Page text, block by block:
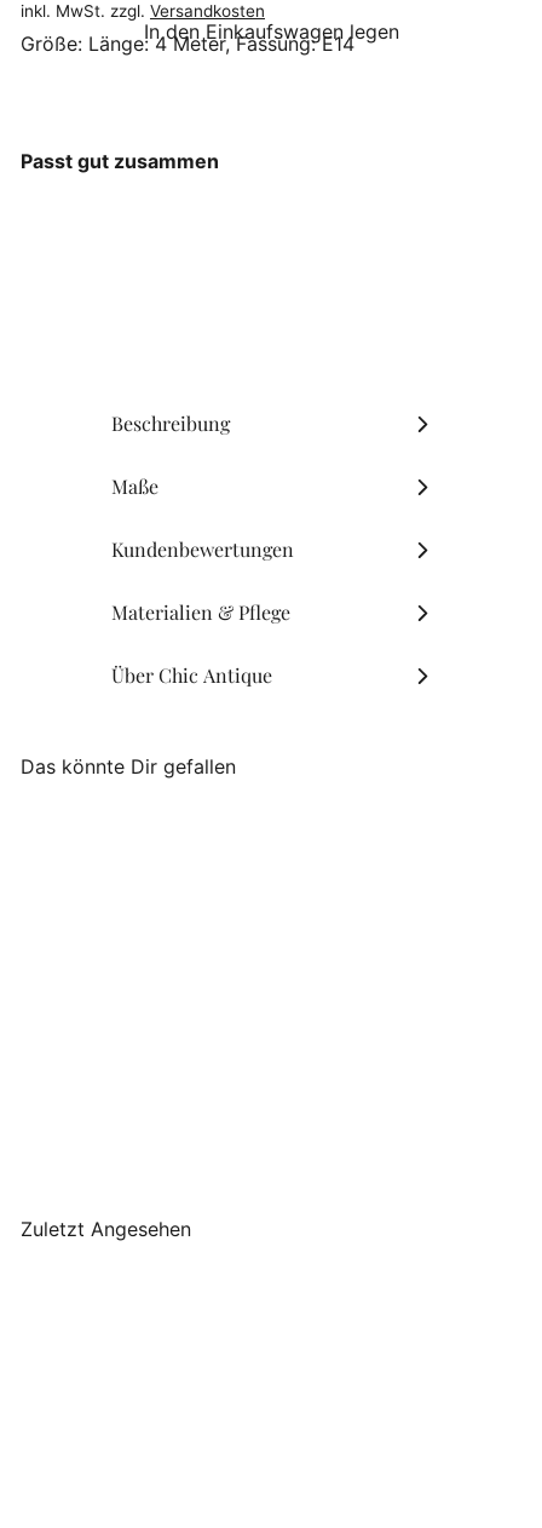
inkl. MwSt. zzgl. Versandkosten
In den Einkaufswagen legen
Größe: Länge: 4 Meter, Fassung: E14
Passt gut zusammen
Beschreibung
Maße
Kundenbewertungen
Materialien & Pflege
Über Chic Antique
Das könnte Dir gefallen
Zuletzt Angesehen